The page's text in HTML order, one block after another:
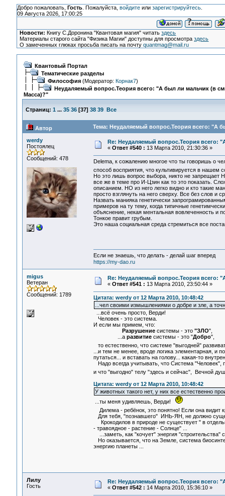
Добро пожаловать, Гость. Пожалуйста, войдитеили зарегистрируйтесь.
09 Августа 2026, 17:00:25
Новости: Книгу С.Доронина "Квантовая магия" читатьздесь
Материалы старого сайта "Физика Магии" доступны для просмотраздесь
О замеченных глюках просьба писать на почтуquantmag@mail.ru
Квантовый Портал
Тематические разделы
Философия(Модератор: Корнак7)
Неудаляемый вопрос.Теория всего: "А был ли мальчик (в
Масса)?"
Страниц: 1 ... 35 36[37] 38 39 Все
Автор Тема: Неудаляемый вопрос.Теория всего: "А
werdy
Постоялец
Сообщений: 478
Re: Неудаляемый вопрос.Теория всего:
« Ответ #540 : 13 Марта 2010, 21:30:36 »
Delema, к сожалению многое что ты говоришь о
способ восприятия, что культивируется в нашем
Но это лишь вопрос выбора, никто не запрещает
все же в теме про И-Цзин как то это показать.
описанием. НО из него легко видно и кто такие
просто взглянуть на него сверху. Все без слов и
Назвать манияка генетически
примеров на ту тему, когда типичные
объяснение, некая ментальная вовлеченность и
Тонкое правит грубым.
Это наша социальная среда стремиться все
Если не знаешь, что делать - делай шаг вперед
https://my-dao.ru
migus
Ветеран
Сообщений: 1789
Re: Неудаляемый вопрос.Теория всего:
« Ответ #541 : 13 Марта 2010, 23:50:44 »
Цитата: werdy от 12 Марта 2010, 10:48:42
...чел своими измышлениями о добре и зле, а
...всё очень просто, Верди!
Человек - это система.
И если мы примем, что:
Разрушениесистемы - это "ЗЛО",
...а развитиесистемы - это "Добро",
то естественно, что системе "выгодней"
...и тем не менее, вроде логика элементарная,
путаться... и вставать на голову... какая-то
Надо всегда учитывать, что Система "Человек",
и что "выгодно" телу "здесь и сейчас", Вечной
Цитата: werdy от 12 Марта 2010, 10:48:42
У животных такого нет, у них все естественно
...ты меня удивляешь, Верди!
Дилема - ребёнок, это понятно! Если она
Для тебя, "познавшего" ИНЬ-ЯН, не должно
Крокодилов в природе не существует " в
- травоядное - растение - Солнце" ...
...заметь, как "кочует" энергия "строительства"
Но оказывается, что на Земле, система
энергию планеты ...
Лилу
Гость
Re: Неудаляемый вопрос.Теория всего:
« Ответ #542 : 14 Марта 2010, 15:36:10 »